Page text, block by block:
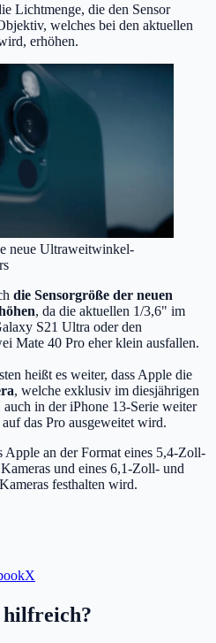
Lichtmenge, die den Sensor
welches bei den aktuellen
erhöhen.
neue Ultraweitwinkel-
die Sensorgröße der neuen
, da die aktuellen 1/3,6" im
S21 Ultra oder den
Mate 40 Pro eher klein ausfallen.
heißt es weiter, dass Apple die
, welche exklusiv im diesjährigen
in der iPhone 13-Serie weiter
das Pro ausgeweitet wird.
Apple an der Format eines 5,4-Zoll-
und eines 6,1-Zoll- und
festhalten wird.
X